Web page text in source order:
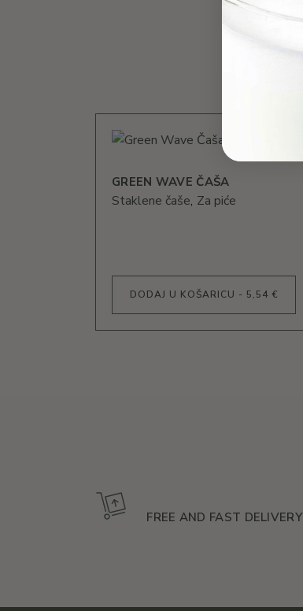
GREEN WAVE ČAŠA
Staklene čaše Za piće
DODAJ U KOŠARICU - 5,54 €
FREE AND FAST DELIVERY